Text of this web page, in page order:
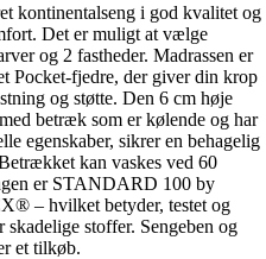
kontinentalseng i god kvalitet og
Det er muligt at vælge
og 2 fastheder. Madrassen er
Pocket-fjedre, der giver din krop
og støtte. Den 6 cm høje
betræk som er kølende og har
egenskaber, sikrer en behagelig
kan vaskes ved 60
er STANDARD 100 by
– hvilket betyder, testet og
stoffer. Sengeben og
et tilkøb.